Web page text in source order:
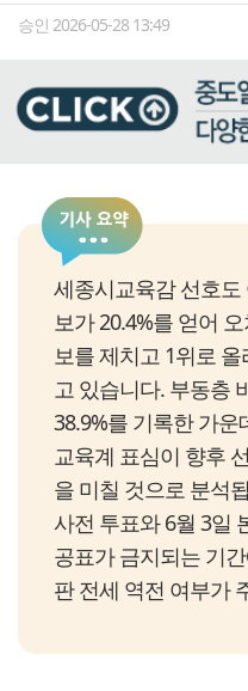
승인 2026-05-28 13:49
세종시교육감 선호
보가 20.4%를 얻어
보를 제치고 1위로
고 있습니다. 부동층
38.9%를 기록한 가
교육계 표심이 향후
을 미칠 것으로 분석
사전 투표와 6월 3일
공표가 금지되는 기
판 전세 역전 여부가